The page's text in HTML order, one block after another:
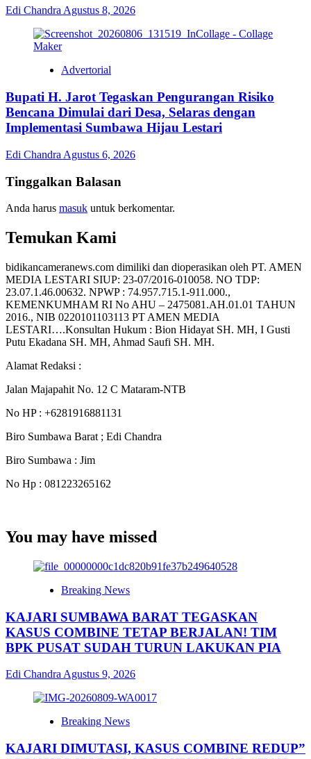
Edi ChandraAgustus 8, 2026
Advertorial
Bupati H. Jarot Tegaskan Pengurangan Risiko
Bencana Dimulai dari Desa, Selaras dengan
Implementasi Sumbawa Hijau Lestari
Edi Chandra Agustus 6, 2026
Tinggalkan Balasan
Anda harus masuk untuk berkomentar.
Temukan Kami
bidikancameranews.com dimiliki dan dioperasikan oleh PT. AMEN
MEDIA LESTARI SIUP: 23-07/2016-010058. NO TDP:
23.07.1.46.00632. NPWP : 74.957.715.1-911.000.,
KEMENKUMHAM RI No AHU – 2475081.AH.01.01 TAHUN
2016., NIB 0220101103113 PT AMEN MEDIA
LESTARI….Konsultan Hukum : Bion Hidayat SH. MH, I Gusti
Putu Ekadana SH. MH, Ahmad Saufi SH. MH.
Alamat Redaksi :
Jalan Majapahit No. 12 C Mataram-NTB
No HP : +6281916881131
Biro Sumbawa Barat ; Edi Chandra
Biro Sumbawa : Jim
No Hp : 081223265162
You may have missed
Breaking News
KAJARI SUMBAWA BARAT TEGASKAN
KASUS COMBINE TETAP BERJALAN! TIM
BPK PUSAT SUDAH TURUN LAKUKAN PIA
Edi ChandraAgustus 9, 2026
Breaking News
KAJARI DIMUTASI, KASUS COMBINE REDUP”